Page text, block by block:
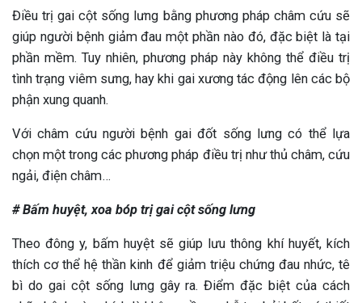
Điều trị gai cột sống lưng bằng phương pháp châm cứu sẽ
giúp người bệnh giảm đau một phần nào đó, đặc biệt là tại
phần mềm. Tuy nhiên, phương pháp này không thể điều trị
tình trạng viêm sưng, hay khi gai xương tác động lên các bộ
phận xung quanh.
Với châm cứu người bệnh gai đốt sống lưng có thể lựa
chọn một trong các phương pháp điều trị như thủ châm, cứu
ngải, điện châm…
# Bấm huyệt, xoa bóp trị gai cột sống lưng
Theo đông y, bấm huyệt sẽ giúp lưu thông khí huyết, kích
thích cơ thể hệ thần kinh để giảm triệu chứng đau nhức, tê
bì do gai cột sống lưng gây ra. Điểm đặc biệt của cách